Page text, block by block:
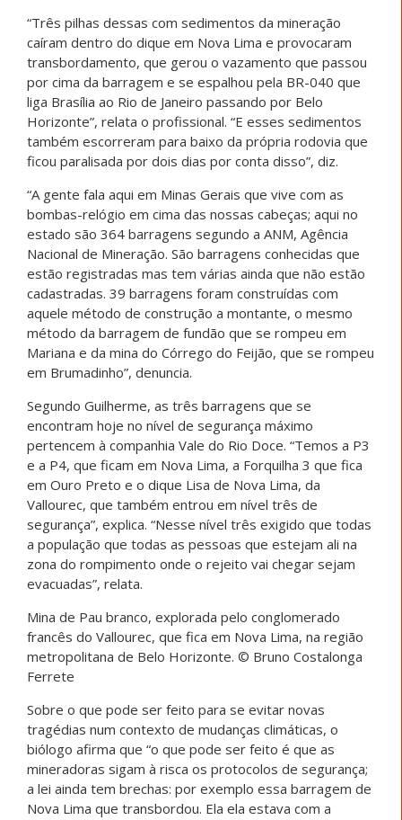
“Três pilhas dessas com sedimentos da mineração
caíram dentro do dique em Nova Lima e provocaram
transbordamento, que gerou o vazamento que passou
por cima da barragem e se espalhou pela BR-040 que
liga Brasília ao Rio de Janeiro passando por Belo
Horizonte”, relata o profissional. “E esses sedimentos
também escorreram para baixo da própria rodovia que
ficou paralisada por dois dias por conta disso”, diz.
“A gente fala aqui em Minas Gerais que vive com as
bombas-relógio em cima das nossas cabeças; aqui no
estado são 364 barragens segundo a ANM, Agência
Nacional de Mineração. São barragens conhecidas que
estão registradas mas tem várias ainda que não estão
cadastradas. 39 barragens foram construídas com
aquele método de construção a montante, o mesmo
método da barragem de fundão que se rompeu em
Mariana e da mina do Córrego do Feijão, que se rompeu
em Brumadinho”, denuncia.
Segundo Guilherme, as três barragens que se
encontram hoje no nível de segurança máximo
pertencem à companhia Vale do Rio Doce. “Temos a P3
e a P4, que ficam em Nova Lima, a Forquilha 3 que fica
em Ouro Preto e o dique Lisa de Nova Lima, da
Vallourec, que também entrou em nível três de
segurança”, explica. “Nesse nível três exigido que todas
a população que todas as pessoas que estejam ali na
zona do rompimento onde o rejeito vai chegar sejam
evacuadas”, relata.
Mina de Pau branco, explorada pelo conglomerado
francês do Vallourec, que fica em Nova Lima, na região
metropolitana de Belo Horizonte. © Bruno Costalonga
Ferrete
Sobre o que pode ser feito para se evitar novas
tragédias num contexto de mudanças climáticas, o
biólogo afirma que “o que pode ser feito é que as
mineradoras sigam à risca os protocolos de segurança;
a lei ainda tem brechas: por exemplo essa barragem de
Nova Lima que transbordou. Ela ela estava com a